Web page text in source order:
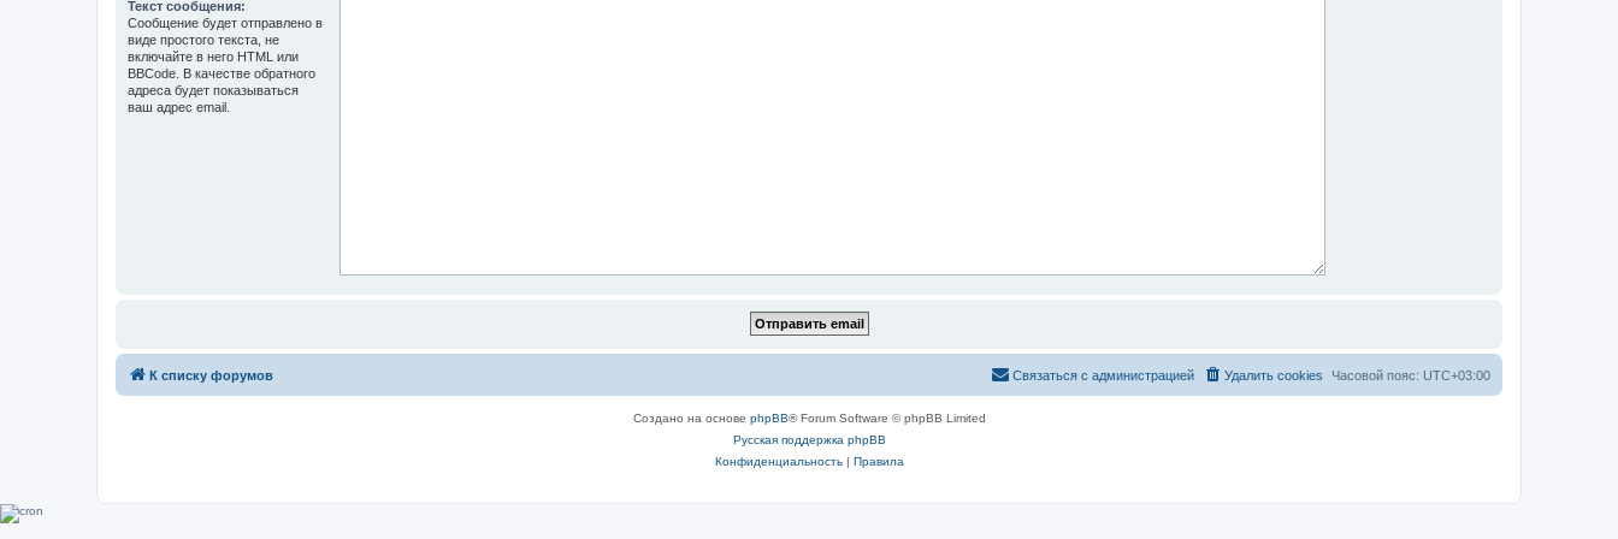
Текст сообщения:
Сообщение будет отправлено в
виде простого текста, не
включайте в него HTML или
BBCode. В качестве обратного
адреса будет показываться
ваш адрес email.
К списку форумов Часовой пояс: UTC+03:00
Удалить cookies
Связаться с администрацией
Создано на основе phpBB® Forum Software © phpBB Limited
Русская поддержка phpBB
Конфиденциальность| Правила